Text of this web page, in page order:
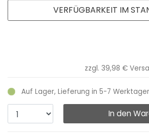
zzgl. 39,98 €
Auf Lager, Lieferung in 5-7
In den
VERFÜGBARKEIT IM